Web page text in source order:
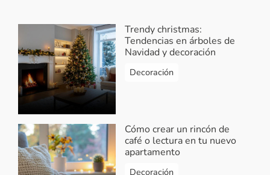
Sánchez Garcia
2021-04-03 10:32:49
¡Hola Sergio! Lo sentimos, en
Vivendo solo te brindamos
información general de proyectos
de vivienda en Colombia de
diferentes constructoras y artículos
relacionados. ¡Feliz día!
Responder...
Trendy christmas:
Tendencias en árboles de
Navidad y decoración
Decoración
Cómo crear un rincón de
café o lectura en tu nuevo
apartamento
Decoración